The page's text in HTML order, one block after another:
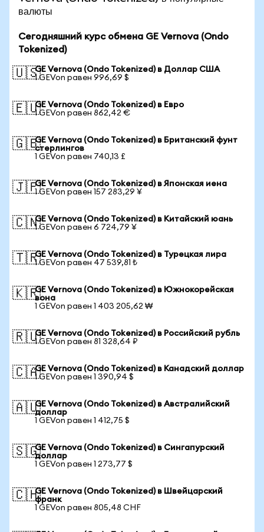
валюты
Сегодняшний курс обмена GE Vernova (Ondo
Tokenized)
🇺🇸GE Vernova (Ondo Tokenized) в Доллар США
1 GEVon равен 996,69 $
🇪🇺GE Vernova (Ondo Tokenized) в Евро
1 GEVon равен 862,42 €
🇬🇧GE Vernova (Ondo Tokenized) в Британский фунт
стерлингов
1 GEVon равен 740,13 £
🇯🇵GE Vernova (Ondo Tokenized) в Японская иена
1 GEVon равен 157 283,29 ¥
🇨🇳GE Vernova (Ondo Tokenized) в Китайский юань
1 GEVon равен 6 724,79 ¥
🇹🇷GE Vernova (Ondo Tokenized) в Турецкая лира
1 GEVon равен 47 539,81 ₺
🇰🇷GE Vernova (Ondo Tokenized) в Южнокорейская
вона
1 GEVon равен 1 403 205,62 ₩
🇷🇺GE Vernova (Ondo Tokenized) в Российский рубль
1 GEVon равен 81 328,64 ₽
🇨🇦GE Vernova (Ondo Tokenized) в Канадский доллар
1 GEVon равен 1 390,94 $
🇦🇺GE Vernova (Ondo Tokenized) в Австралийский
доллар
1 GEVon равен 1 412,75 $
🇸🇬GE Vernova (Ondo Tokenized) в Сингапурский
доллар
1 GEVon равен 1 273,77 $
🇨🇭GE Vernova (Ondo Tokenized) в Швейцарский
франк
1 GEVon равен 805,48 CHF